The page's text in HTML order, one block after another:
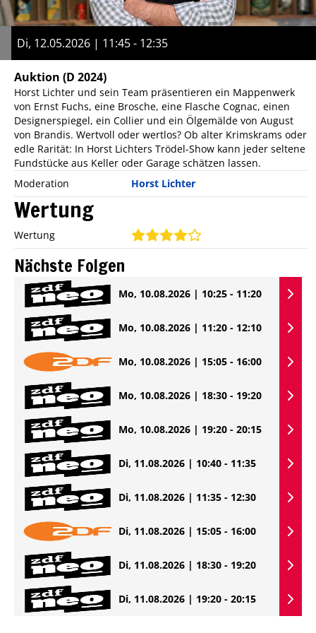
Di, 12.05.2026 | 11:45 - 12:35
Auktion (D 2024)
Horst Lichter und sein Team präsentieren ein Mappenwerk
von Ernst Fuchs, eine Brosche, eine Flasche Cognac, einen
Designerspiegel, ein Collier und ein Ölgemälde von August
von Brandis. Wertvoll oder wertlos? Ob alter Krimskrams oder
edle Rarität: In Horst Lichters Trödel-Show kann jeder seltene
Fundstücke aus Keller oder Garage schätzen lassen.
Moderation
Horst Lichter
Wertung
Wertung
Nächste Folgen
Mo, 10.08.2026 | 10:25 - 11:20
Mo, 10.08.2026 | 11:20 - 12:10
Mo, 10.08.2026 | 15:05 - 16:00
Mo, 10.08.2026 | 18:30 - 19:20
Mo, 10.08.2026 | 19:20 - 20:15
Di, 11.08.2026 | 10:40 - 11:35
Di, 11.08.2026 | 11:35 - 12:30
Di, 11.08.2026 | 15:05 - 16:00
Di, 11.08.2026 | 18:30 - 19:20
Di, 11.08.2026 | 19:20 - 20:15